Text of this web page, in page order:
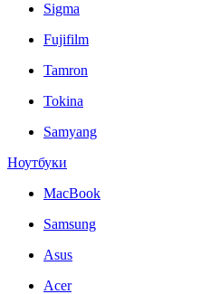
Sigma
Fujifilm
Tamron
Tokina
Samyang
Ноутбуки
MacBook
Samsung
Asus
Acer